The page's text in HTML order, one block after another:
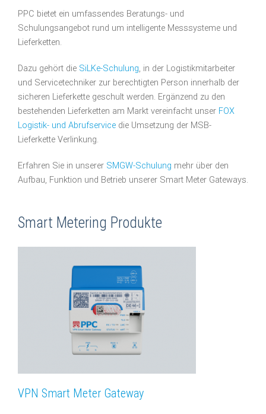
PPC bietet ein umfassendes Beratungs- und
Schulungsangebot rund um intelligente Messsysteme und
Lieferketten.
Dazu gehört die SiLKe-Schulung, in der Logistikmitarbeiter
und Servicetechniker zur berechtigten Person innerhalb der
sicheren Lieferkette geschult werden. Ergänzend zu den
bestehenden Lieferketten am Markt vereinfacht unser FOX
Logistik- und Abrufservice die Umsetzung der MSB-
Lieferkette Verlinkung.
Erfahren Sie in unserer SMGW-Schulung mehr über den
Aufbau, Funktion und Betrieb unserer Smart Meter Gateways.
Smart Metering Produkte
VPN Smart Meter Gateway